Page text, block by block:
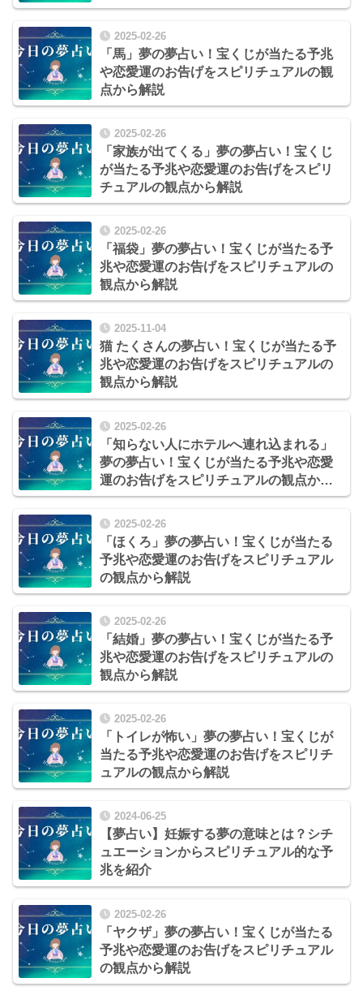
2025-02-26
「馬」夢の夢占い！宝くじが当たる予兆
や恋愛運のお告げをスピリチュアルの観
点から解説
2025-02-26
「家族が出てくる」夢の夢占い！宝くじ
が当たる予兆や恋愛運のお告げをスピリ
チュアルの観点から解説
2025-02-26
「福袋」夢の夢占い！宝くじが当たる予
兆や恋愛運のお告げをスピリチュアルの
観点から解説
2025-11-04
猫 たくさんの夢占い！宝くじが当たる予
兆や恋愛運のお告げをスピリチュアルの
観点から解説
2025-02-26
「知らない人にホテルへ連れ込まれる」
夢の夢占い！宝くじが当たる予兆や恋愛
運のお告げをスピリチュアルの観点から
解説
2025-02-26
「ほくろ」夢の夢占い！宝くじが当たる
予兆や恋愛運のお告げをスピリチュアル
の観点から解説
2025-02-26
「結婚」夢の夢占い！宝くじが当たる予
兆や恋愛運のお告げをスピリチュアルの
観点から解説
2025-02-26
「トイレが怖い」夢の夢占い！宝くじが
当たる予兆や恋愛運のお告げをスピリチ
ュアルの観点から解説
2024-06-25
【夢占い】妊娠する夢の意味とは？シチ
ュエーションからスピリチュアル的な予
兆を紹介
2025-02-26
「ヤクザ」夢の夢占い！宝くじが当たる
予兆や恋愛運のお告げをスピリチュアル
の観点から解説